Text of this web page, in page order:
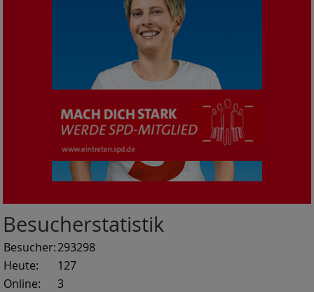
Besucherstatistik
Besucher:293298
Heute:
127
Online:
3